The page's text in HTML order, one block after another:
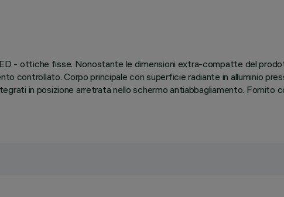
- ottiche fisse. Nonostante le dimensioni extra-compatte del
controllato. Corpo principale con superficie radiante in alluminio
in posizione arretrata nello schermo antiabbagliamento. Fornito